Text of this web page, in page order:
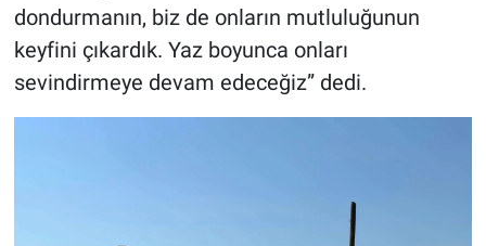
dondurmanın, biz de onların mutluluğunun
keyfini çıkardık. Yaz boyunca onları
sevindirmeye devam edeceğiz” dedi.